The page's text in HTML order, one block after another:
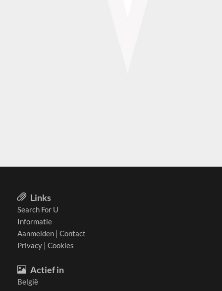
Links
Search For U
Informatie
Aanmelden | Contact
Privacy | Cookies
Actief in
België